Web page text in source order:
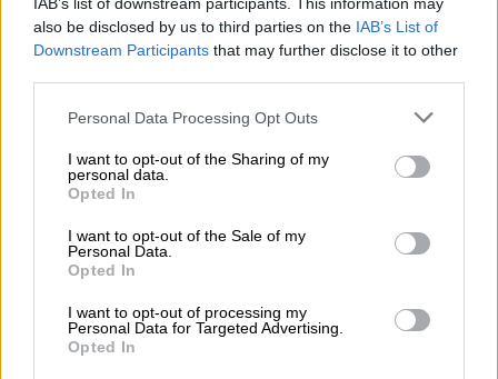
also be disclosed by us to third parties on the IAB’s List of
Downstream Participants that may further disclose it to other
Personal Data Processing Opt Outs
I want to opt-out of the Sharing of my
personal data.
Opted In
I want to opt-out of the Sale of my
Personal Data.
Opted In
I want to opt-out of processing my
Personal Data for Targeted Advertising.
Opted In
Open Εταιρεία
Η Εταιρεία μας
Τα καταστήματά μας
Blog
Επικοινωνία